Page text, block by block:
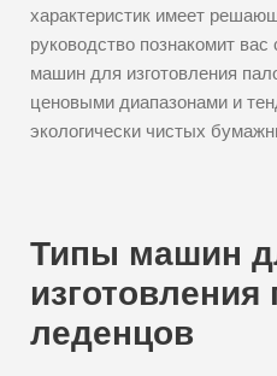
характеристик имеет
руководство познакомит
машин для изготовления
ценовыми диапазонами и
экологически чистых
Типы машин
изготовления
леденцов